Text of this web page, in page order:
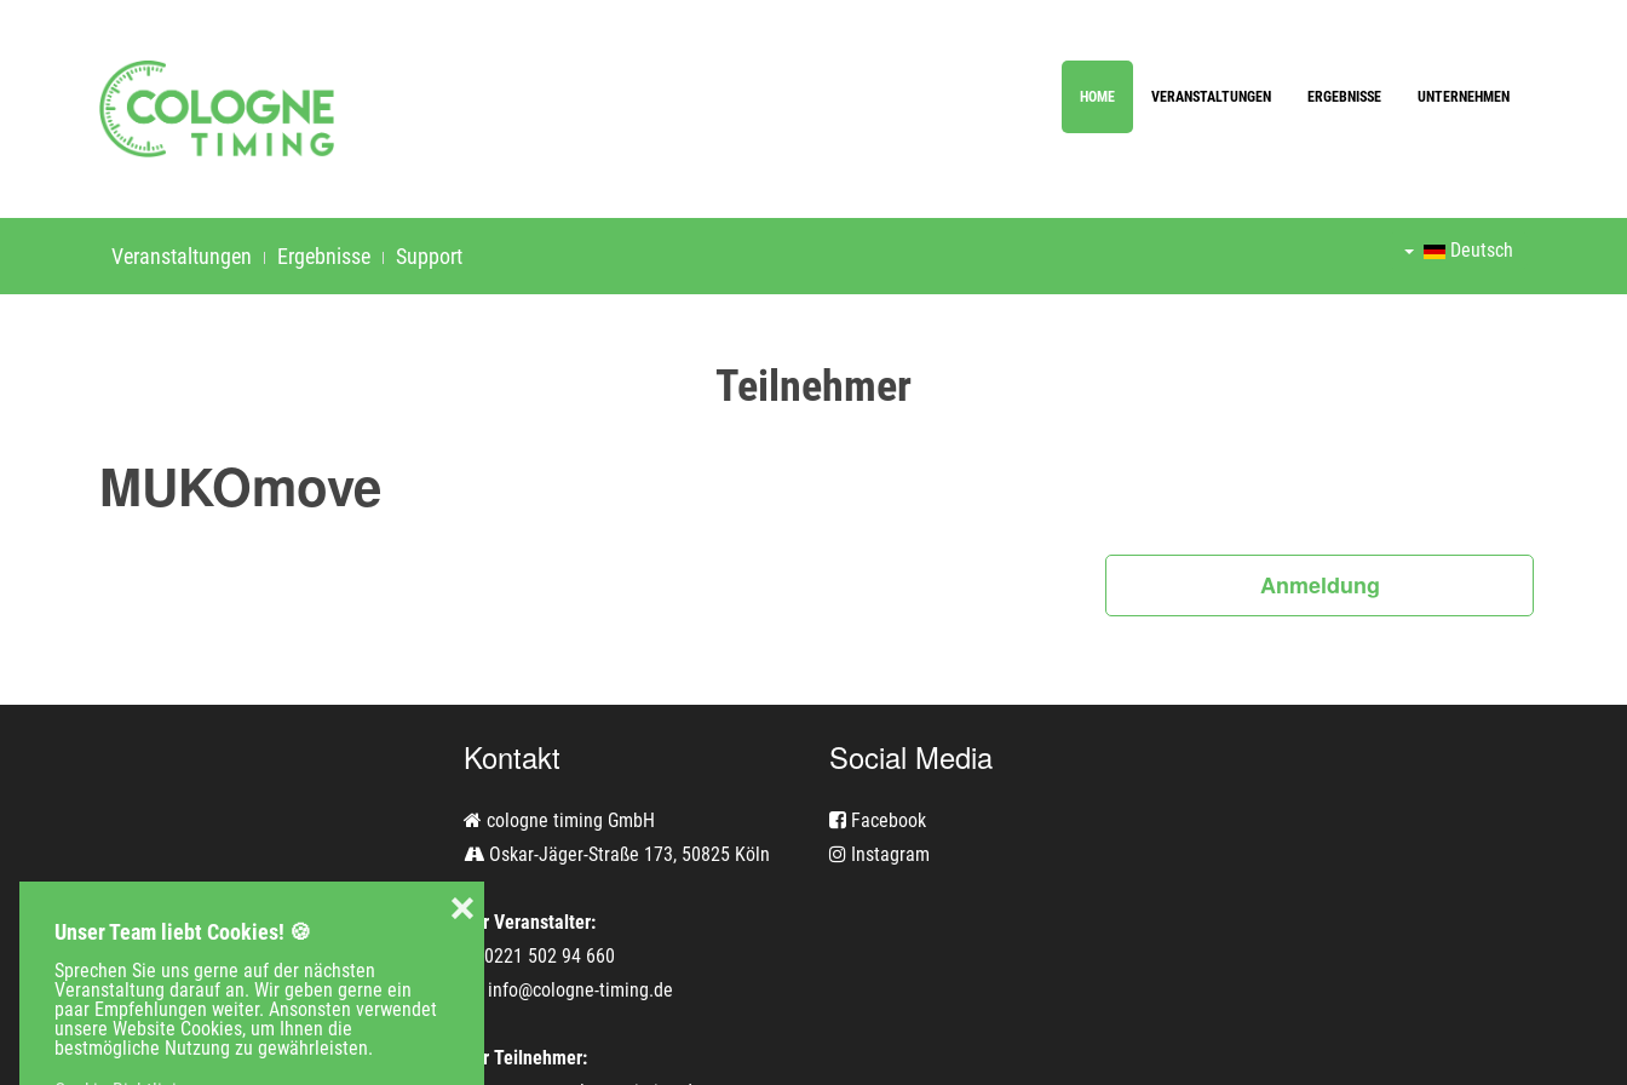
Unser Team liebt Cookies! 🍪
Sprechen Sie uns gerne auf der nächsten
Veranstaltung darauf an. Wir geben gerne ein
paar Empfehlungen weiter. Ansonsten verwendet
unsere Website Cookies, um Ihnen die
bestmögliche Nutzung zu gewährleisten.
❌
HOME VERANSTALTUNGEN ERGEBNISSE UNTERNEHMEN
Veranstaltungen Ergebnisse Support Deutsch
Teilnehmer
MUKOmove
Anmeldung
Kontakt
cologne timing GmbH
Oskar-Jäger-Straße 173, 50825 Köln
Für Veranstalter:
0221 502 94 660
info@cologne-timing.de
Für Teilnehmer:
Social Media
Facebook
Instagram